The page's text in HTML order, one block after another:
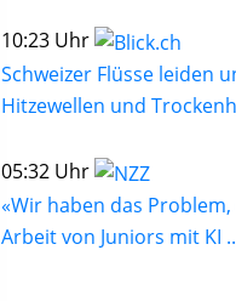
10:23 Uhr
Schweizer Flüsse leiden
Hitzewellen und
05:32 Uhr
«Wir haben das
Arbeit von Juniors mit KI